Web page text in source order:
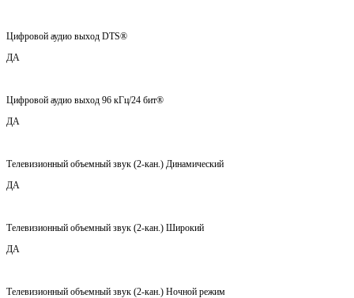
Цифровой аудио выход DTS®
ДА
Цифровой аудио выход 96 кГц/24 бит®
ДА
Телевизионный объемный звук (2-кан.) Динамический
ДА
Телевизионный объемный звук (2-кан.) Широкий
ДА
Телевизионный объемный звук (2-кан.) Ночной режим